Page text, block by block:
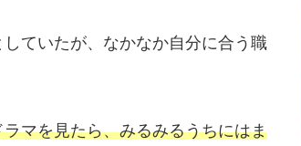
ていたが、なかなか自分に合う職
マを見たら、みるみるうちにはま